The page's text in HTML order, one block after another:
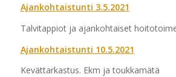
Ajankohtaistunti 3.5.2021
Talvitappiot ja ajankohtaiset
Ajankohtaistunti 10.5.2021
Kevättarkastus. Ekm ja toukkamätä